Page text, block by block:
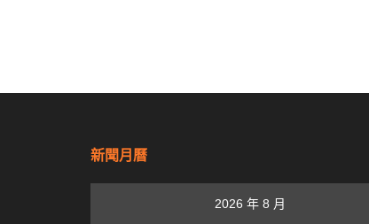
新聞月曆
2026 年 8 月